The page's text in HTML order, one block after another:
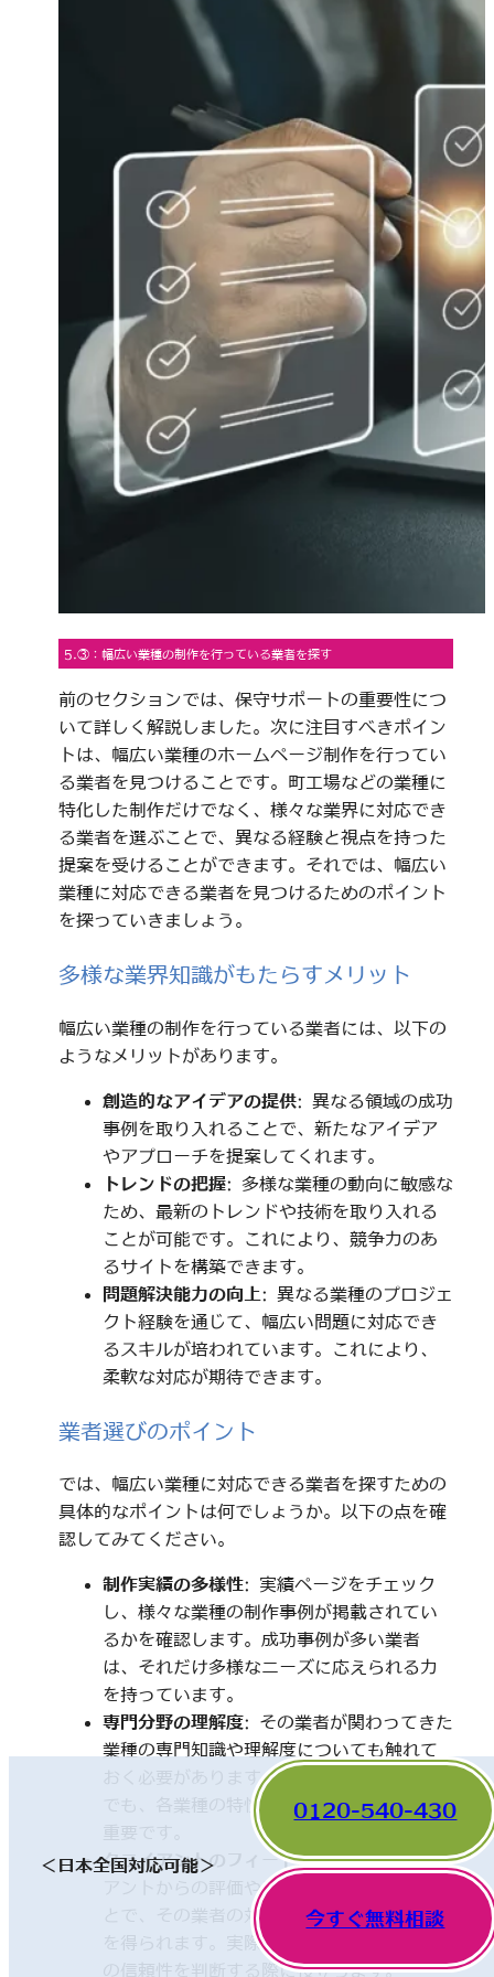
5.③：幅広い業種の制作を行っている業者を探す
前のセクションでは、保守サポートの重要性につ
いて詳しく解説しました。次に注目すべきポイン
トは、幅広い業種のホームページ制作を行ってい
る業者を見つけることです。町工場などの業種に
特化した制作だけでなく、様々な業界に対応でき
る業者を選ぶことで、異なる経験と視点を持った
提案を受けることができます。それでは、幅広い
業種に対応できる業者を見つけるためのポイント
を探っていきましょう。
多様な業界知識がもたらすメリット
幅広い業種の制作を行っている業者には、以下の
ようなメリットがあります。
創造的なアイデアの提供: 異なる領域の成功
事例を取り入れることで、新たなアイデア
やアプローチを提案してくれます。
トレンドの把握: 多様な業種の動向に敏感な
ため、最新のトレンドや技術を取り入れる
ことが可能です。これにより、競争力のあ
るサイトを構築できます。
問題解決能力の向上: 異なる業種のプロジェ
クト経験を通じて、幅広い問題に対応でき
るスキルが培われています。これにより、
柔軟な対応が期待できます。
業者選びのポイント
では、幅広い業種に対応できる業者を探すための
具体的なポイントは何でしょうか。以下の点を確
認してみてください。
制作実績の多様性: 実績ページをチェック
し、様々な業種の制作事例が掲載されてい
るかを確認します。成功事例が多い業者
は、それだけ多様なニーズに応えられる力
を持っています。
専門分野の理解度: その業者が関わってきた
業種の専門知識や理解度についても触れて
おく必要があります。一見、異なった分野
でも、各業種の特性を理解していることが
クライアントのフィードバック: 他のクライ
アントからの評価やレビューを確認するこ
とで、その業者の対応や成果に関する情報
を得られます。実際の利用者の声は、業者
の信頼性を判断する際に役立ちます。
＜日本全国対応可能＞
0120-540-430
今すぐ無料相談